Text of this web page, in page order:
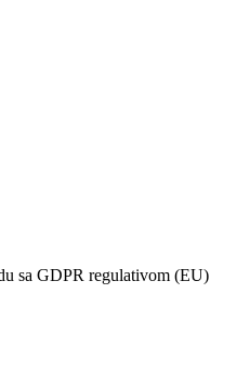
sa GDPR regulativom (EU)